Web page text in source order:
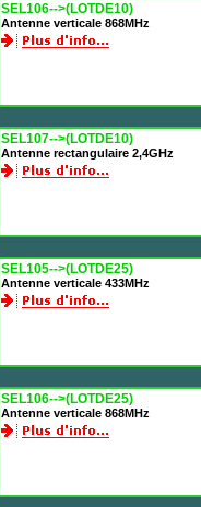
SEL106-->(LOTDE10)
Antenne verticale 868MHz
SEL107-->(LOTDE10)
Antenne rectangulaire 2,4GHz
SEL105-->(LOTDE25)
Antenne verticale 433MHz
SEL106-->(LOTDE25)
Antenne verticale 868MHz